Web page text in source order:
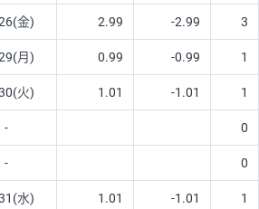
金) 2.99 -2.99 3
月) 0.99 -0.99 1
火) 1.01 -1.01 1
- 0
- 0
水) 1.01 -1.01 1